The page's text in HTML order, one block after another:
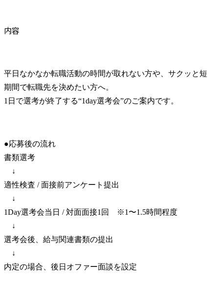
内容
平日なかなか転職活動の時間が取れない方や、サクッと短
期間で転職先を決めたい方へ。
1日で選考が終了する“1day選考会”のご案内です。
●応募後の流れ
書類選考
↓
適性検査 / 面接前アンケート提出
↓
1Day選考会当日 / 対面面接1回　※1〜1.5時間程度
↓
選考会後、給与関連書類の提出
↓
内定の場合、後日オファー面談を設定